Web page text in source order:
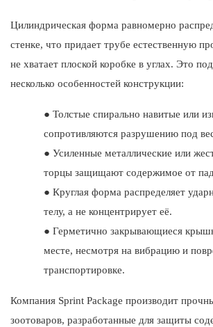
Цилиндрическая форма равномерно
стенке, что придает трубе естественную
не хватает плоской коробке в углах. Это
несколько особенностей конструкции:
● Толстые спирально навитые или
сопротивляются разрушению под
● Усиленные металлические или
торцы защищают содержимое от
● Круглая форма распределяет
телу, а не концентрирует её.
● Герметично закрывающиеся
месте, несмотря на вибрацию и
транспортировке.
Компания Sprint Package производит
зоотоваров, разработанные для защиты